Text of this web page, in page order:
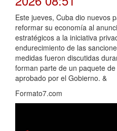
Este jueves, Cuba dio nuevos
reformar su economía al
estratégicos a la iniciativa
endurecimiento de las
medidas fueron discutidas
forman parte de un paquete
aprobado por el Gobierno. &
Formato7.com